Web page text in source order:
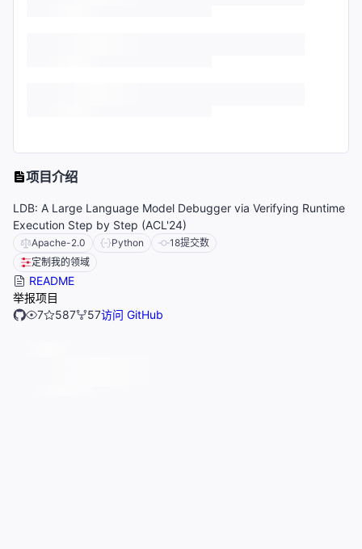
项目介绍
LDB: A Large Language Model Debugger via Verifying Runtime
Execution Step by Step (ACL'24)
Apache-2.0 Python 18提交数
定制我的领域
README
举报项目
7
587 57访问 GitHub